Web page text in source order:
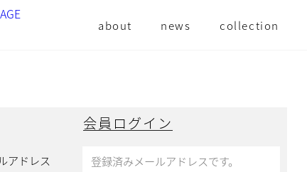
about news collection
会員ログイン
アドレス